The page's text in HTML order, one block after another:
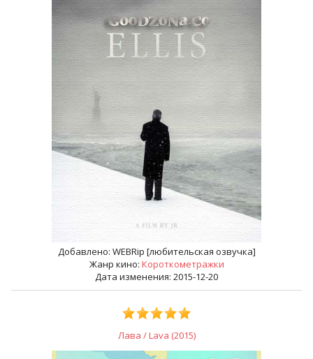
Добавлено: WEBRip [любительская озвучка]
Жанр кино: Короткометражки
Дата изменения: 2015-12-20
Лава / Lava (2015)